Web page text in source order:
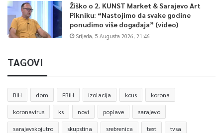
Žiško o 2. KUNST Market & Sarajevo Art
Pikniku: “Nastojimo da svake godine
ponudimo više događaja” (video)
Srijeda, 5 Augusta 2026, 21:46
TAGOVI
BiH dom FBiH izolacija kcus korona
koronavirus ks novi poplave sarajevo
sarajevskojutro skupstina srebrenica test tvsa